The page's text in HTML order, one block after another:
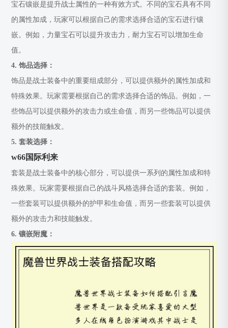
宝石镶嵌是提升战士属性的一种有效方式。不同的宝石具有不同
的属性加成，玩家可以根据自己的需求选择合适的宝石进行镶
嵌。例如，力量宝石可以提升攻击力，耐力宝石可以增加生命
值。
4. 饰品选择：
饰品是战士装备中的重要组成部分，可以提供额外的属性加成和
特殊效果。玩家需要根据自己的需求选择合适的饰品。例如，一
些饰品可以提供额外的攻击力或生命值，而另一些饰品可以提供
额外的技能触发。
5. 套装选择：
w66国际利来
套装是战士装备中的核心部分，可以提供一系列的属性加成和特
殊效果。玩家需要根据自己的战斗风格选择合适的套装。例如，
一些套装可以提供额外的护甲和生命值，而另一些套装可以提供
额外的攻击力和技能触发。
6. 镶嵌附魔：